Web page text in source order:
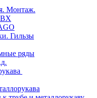
Монтаж.
Гильзы
ряды